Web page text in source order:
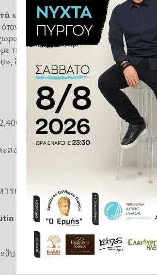
και ολόκληρου του δημοκρατικού μας
η Ρωσία επιτίθεται στον ενεργειακό
μας, πρέπει να μπλοκάρουμε τον
τη σταθερότητα των ρωσικών εσόδων
δήλωσε μιλώντας μέσω βιντεοκλήσης
2,400 ชิ้นจากอิหร่าน
งโทษสำหรับ “การลงประชามติ”
รกับเบลารุส
#Ukraine
#ยูเครนรัสเซีย
บ (@yugbambaby2)October 11,